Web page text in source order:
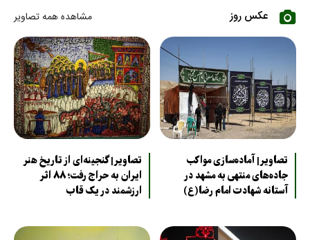
عکس روز مشاهده همه تصاویر
تصاویر| آماده‌سازی مواکب
جاده‌های منتهی به مشهد در
آستانه شهادت امام رضا(ع)
تصاویر| گنجینه‌ای از تاریخ هنر
ایران به حراج رفت؛ ۸۸ اثر
ارزشمند در یک قاب